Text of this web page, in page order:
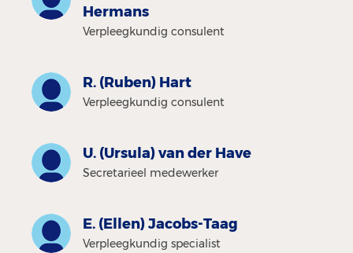
Hermans
Verpleegkundig consulent
R. (Ruben) Hart
Verpleegkundig consulent
U. (Ursula) van der Have
Secretarieel medewerker
E. (Ellen) Jacobs-Taag
Verpleegkundig specialist